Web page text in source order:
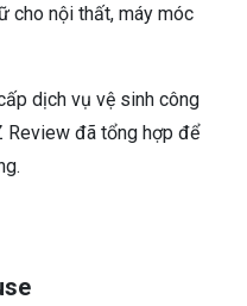
cho nội thất, máy móc
dịch vụ vệ sinh công
Review đã tổng hợp để